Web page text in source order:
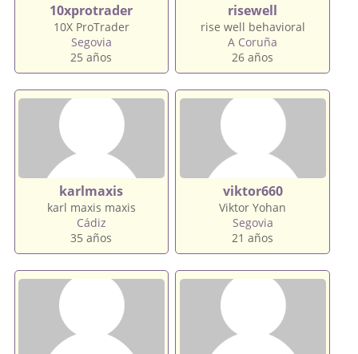
10xprotrader
10X ProTrader
Segovia
25 años
risewell
rise well behavioral
A Coruña
26 años
karlmaxis
karl maxis maxis
Cádiz
35 años
viktor660
Viktor Yohan
Segovia
21 años